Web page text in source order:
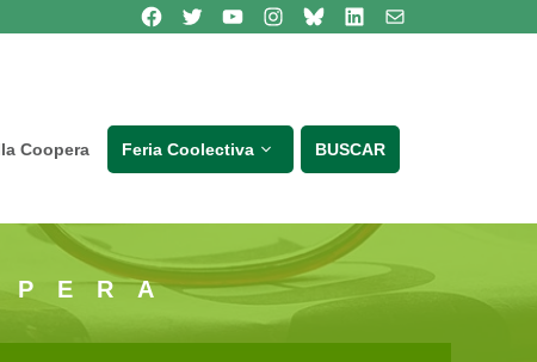
Síguenos en Facebook
Síguenos en TwitterSíguenos en Youtube
Síguenos en Instagram
Bluesky
Síguenos en Linkedincontacto
Coopera Feria Coolectiva BUSCAR